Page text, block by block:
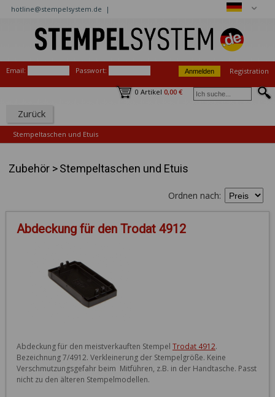
hotline@stempelsystem.de |
Email: Passwort: Registration
0 Artikel 0,00 €
Zurück
Stempeltaschen und Etuis
Zubehör>Stempeltaschen und Etuis
Ordnen nach:
Abdeckung für den Trodat 4912
Abdeckung für den meistverkauften Stempel Trodat 4912.
Bezeichnung 7/4912. Verkleinerung der Stempelgröße. Keine
Verschmutzungsgefahr beim  Mitführen, z.B. in der Handtasche. Passt
nicht zu den älteren Stempelmodellen.